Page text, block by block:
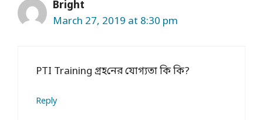
Bright
March 27, 2019 at 8:30 pm
PTI Training গ্রহ‌নের যোগ্যতা কি ক‌ি?
Reply